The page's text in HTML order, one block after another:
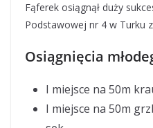
Fąferek osiągnął duży
Podstawowej nr 4 w Turku
Osiągnięcia
I miejsce na 50m
I miejsce na 50m